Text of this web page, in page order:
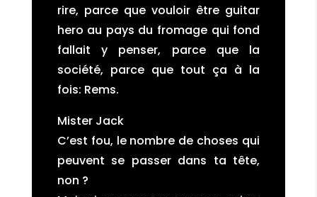
rire, parce que vouloir être guitar
hero au pays du fromage qui fond
fallait y penser, parce que la
société, parce que tout ça à la
fois: Rems.
Mister Jack
C’est fou, le nombre de choses qui
peuvent se passer dans ta tête,
non ?